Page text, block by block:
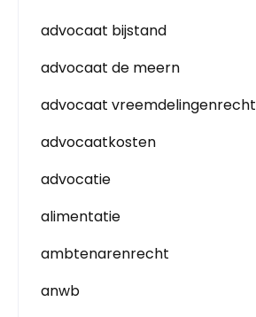
advocaat bijstand
advocaat de meern
advocaat vreemdelingenrecht
advocaatkosten
advocatie
alimentatie
ambtenarenrecht
anwb